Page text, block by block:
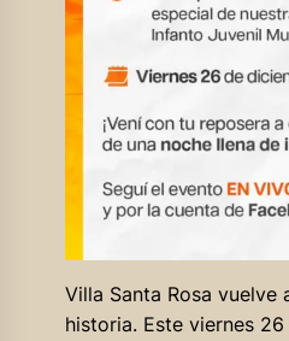
Villa Santa Rosa vuelve
historia. Este viernes